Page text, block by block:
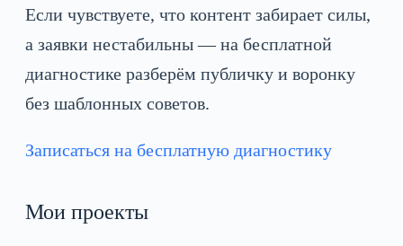
Если чувствуете, что контент забирает силы,
а заявки нестабильны — на бесплатной
диагностике разберём публичку и воронку
без шаблонных советов.
Записаться на бесплатную диагностику
Мои проекты